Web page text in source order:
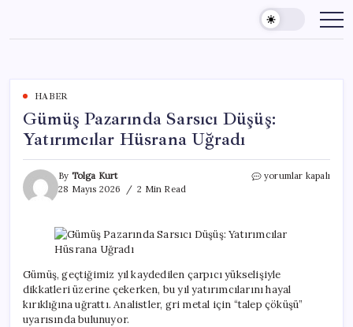
content
HABER
Gümüş Pazarında Sarsıcı Düşüş:
Yatırımcılar Hüsrana Uğradı
By Tolga Kurt
28 Mayıs 2026
2 Min Read
Gümüş
Yatırımcılar
Hüsrana
için
yorumlar kapalı
Gümüş, geçtiğimiz yıl kaydedilen çarpıcı yükselişiyle
dikkatleri üzerine çekerken, bu yıl yatırımcılarını hayal
kırıklığına uğrattı. Analistler, gri metal için “talep çöküşü”
uyarısında bulunuyor.